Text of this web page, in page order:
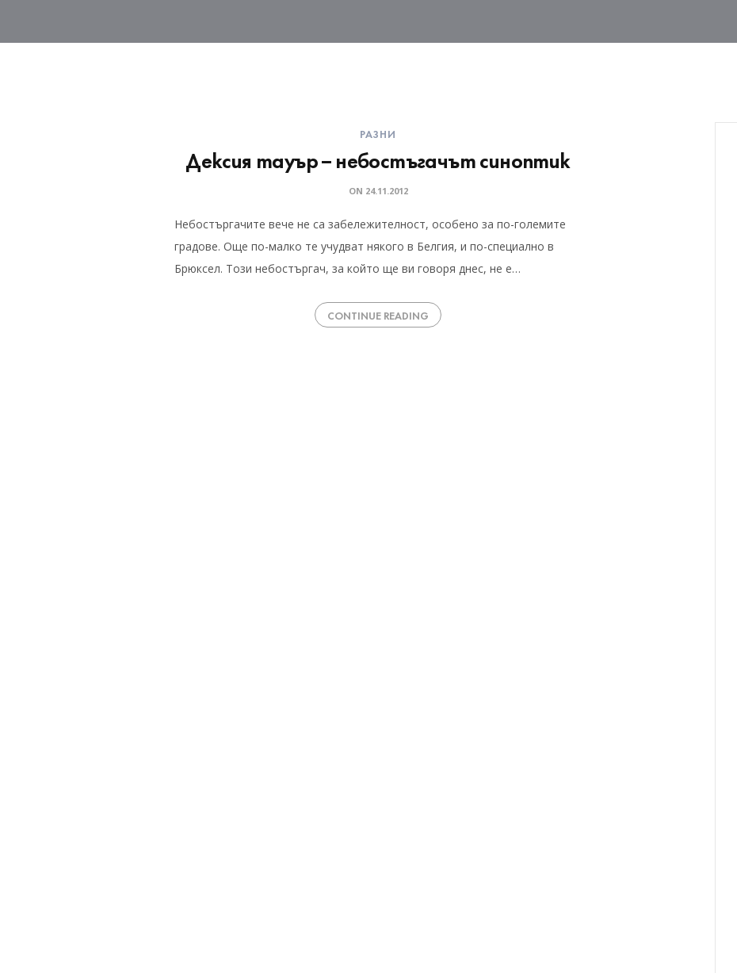
РАЗНИ
Дексия тауър – небостъгачът синоптик
ON 24.11.2012
Небостъргачите вече не са забележителност, особено за по-големите
градове. Още по-малко те учудват някого в Белгия, и по-специално в
Брюксел. Този небостъргач, за който ще ви говоря днес, не е…
CONTINUE READING